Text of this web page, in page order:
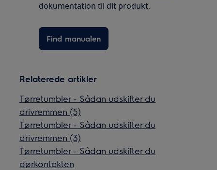
dokumentation til dit produkt.
Find manualen
Relaterede artikler
Tørretumbler - Sådan udskifter du
drivremmen (5)
Tørretumbler - Sådan udskifter du
drivremmen (3)
Tørretumbler - Sådan udskifter du
dørkontakten